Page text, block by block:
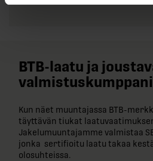
BTB-​laatu ja
Kun näet muuntajassa BTB-​
täyttävän tiukat
Jakelumuuntajamme valmistaa
jonka sertifioitu laatu takaa
olosuhteissa.